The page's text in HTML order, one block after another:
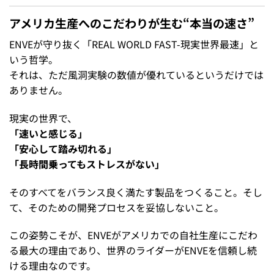
アメリカ生産へのこだわりが生む“本当の速さ”
ENVEが守り抜く「REAL WORLD FAST-現実世界最速」と
いう哲学。
それは、ただ風洞実験の数値が優れているというだけでは
ありません。
現実の世界で、
「速いと感じる」
「安心して踏み切れる」
「長時間乗ってもストレスがない」
そのすべてをバランス良く満たす製品をつくること。そし
て、そのための開発プロセスを妥協しないこと。
この姿勢こそが、ENVEがアメリカでの自社生産にこだわ
る最大の理由であり、世界のライダーがENVEを信頼し続
ける理由なのです。